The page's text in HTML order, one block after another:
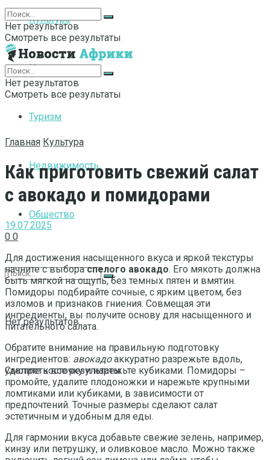
Культура
Интернет
Туризм
Недвижимость
Общество
Нет результатов
Смотреть все результаты
Нет результатов
Смотреть все результаты
Нет результатов
Смотреть все результаты
Главная Культура
Как приготовить свежий салат
с авокадо и помидорами
19.07.2025
0 0
Для достижения насыщенного вкуса и яркой текстуры
начните с выбораспелого авокадо. Его мякоть должна
быть мягкой на ощупь, без темных пятен и вмятин.
Помидоры подбирайте сочные, с ярким цветом, без
изломов и признаков гниения. Совмещая эти
ингредиенты, вы получите основу для насыщенного и
питательного салата.
Обратите внимание на правильную подготовку
ингредиентов: авокадоаккуратно разрежьте вдоль,
удалите косточку и нарежьте кубиками. Помидоры –
промойте, удалите плодоножки и нарежьте крупными
ломтиками или кубиками, в зависимости от
предпочтений. Точные размеры сделают салат
эстетичным и удобным для еды.
Для гармонии вкуса добавьте свежие зелень, например,
кинзу или петрушку, и оливковое масло. Можно также